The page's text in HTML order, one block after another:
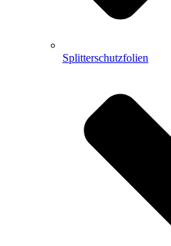
Splitterschutzfolien